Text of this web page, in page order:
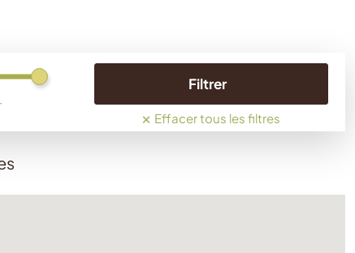
Filtrer
× Effacer tous les filtres